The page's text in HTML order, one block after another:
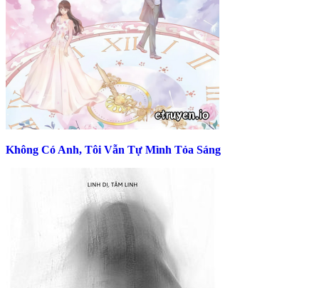
Không Có Anh, Tôi Vẫn Tự Mình Tỏa Sáng